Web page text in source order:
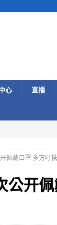
心 直播
佩戴口罩 多方吁
公开